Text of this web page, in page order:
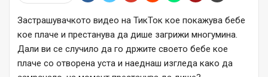
Застрашувачкото видео на ТикТок кое покажува бебе
кое плаче и престанува да дише загрижи многумина.
Дали ви се случило да го држите своето бебе кое
плаче со отворена уста и наеднаш изгледа како да